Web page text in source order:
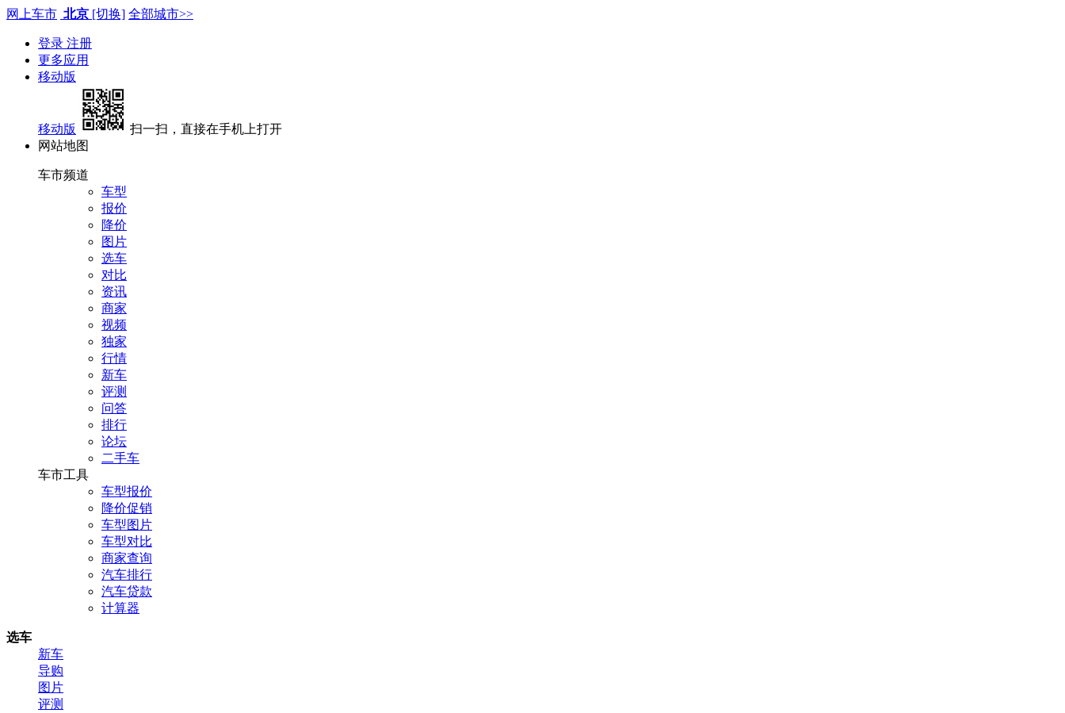
网上车市 北京 [切换] 全部城市>>
登录 注册
更多应用
移动版
移动版
扫一扫，直接在手机上打开
网站地图
车市频道
车型
报价
降价
图片
选车
对比
资讯
商家
视频
独家
行情
新车
评测
问答
排行
论坛
二手车
车市工具
车型报价
降价促销
车型图片
车型对比
商家查询
汽车排行
汽车贷款
计算器
选车
新车
导购
图片
评测